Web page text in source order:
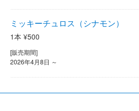
ミッキーチュロス（シナモン）
1本 ¥500
[販売期間]
2026年4月8日 ～